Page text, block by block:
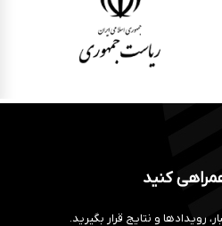
کنید
رویدادها و نتایج قرار بگیرید.